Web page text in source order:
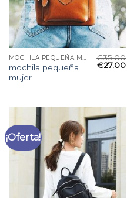
MOCHILA PEQUEÑA MUJER
mochila pequeña
mujer
€35.00
€27.00
¡Oferta!